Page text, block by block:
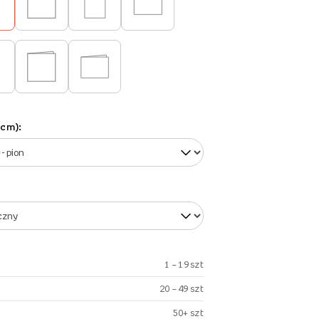
1 – 19 szt
20 – 49 szt
50+ szt